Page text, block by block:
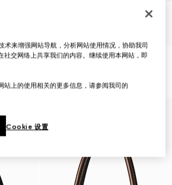
来增强网站导航，分析网站使用情况，协助我司
社交网络上共享我们的内容。继续使用本网站，即
站上的使用相关的更多信息，请参阅我司的
Cookie 设置